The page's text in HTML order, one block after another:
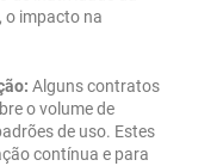
o impacto na
Alguns contratos
o volume de
de uso. Estes
contínua e para